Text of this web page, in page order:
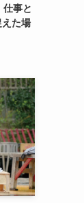
事と
た場